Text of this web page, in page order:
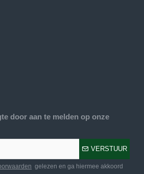
door aan te melden op onze
VERSTUUR
gelezen en ga hiermee akkoord